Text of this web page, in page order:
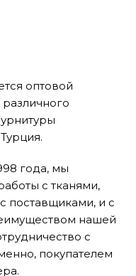
оптовой
года, мы
с тканями,
поставщиками, и с
нашей
с
покупателем